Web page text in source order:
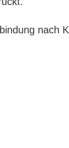
nach